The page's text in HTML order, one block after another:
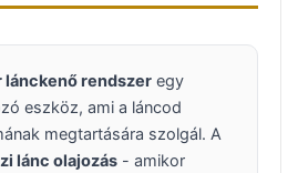
rendszer egy
eszköz, ami a láncod
megtartására szolgál. A
lánc olajozás - amikor